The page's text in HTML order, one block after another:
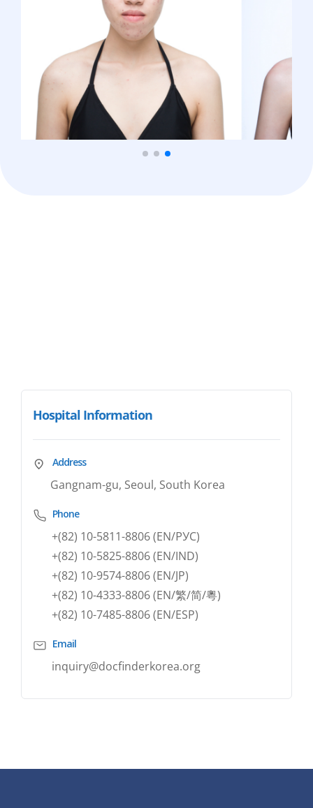
Hospital Information
Address
Gangnam-gu, Seoul, South Korea
Phone
+(82) 10-5811-8806 (EN/РУC)
+(82) 10-5825-8806 (EN/IND)
+(82) 10-9574-8806 (EN/JP)
+(82) 10-4333-8806 (EN/繁/简/粵)
+(82) 10-7485-8806 (EN/ESP)
Email
inquiry@docfinderkorea.org